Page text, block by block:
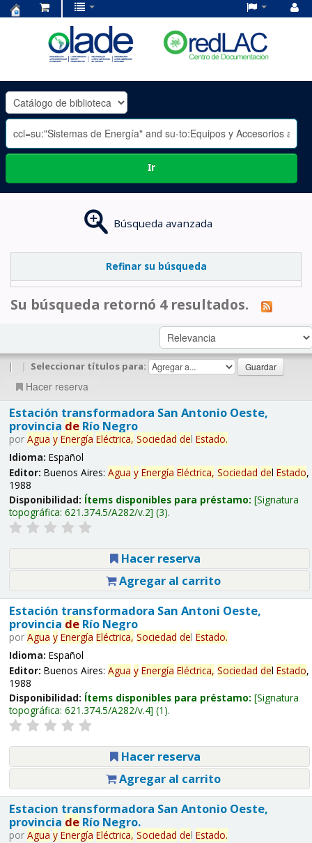
OLADE
-
Ir
Búsqueda avanzada
Refinar su búsqueda
Su búsqueda retornó 4 resultados.
| | Seleccionar títulos para:
Hacer reserva
Estación transformadora San Antonio Oeste,
provincia deRío Negro
por Agua y Energía Eléctrica, Sociedad del Estado.
Idioma: Español
Editor: Buenos Aires: Agua y Energía Eléctrica, Sociedad del Estado,
1988
Disponibilidad: Ítems disponibles para préstamo: Signatura
topográfica: 621.374.5/A282/v.2 (3).
Hacer reserva
Agregar al carrito
Estación transformadora San Antoni Oeste,
provincia deRío Negro
por Agua y Energía Eléctrica, Sociedad del Estado.
Idioma: Español
Editor: Buenos Aires: Agua y Energía Eléctrica, Sociedad del Estado,
1988
Disponibilidad: Ítems disponibles para préstamo: Signatura
topográfica: 621.374.5/A282/v.4 (1).
Hacer reserva
Agregar al carrito
Estacion transformadora San Antonio Oeste,
provincia deRío Negro.
por Agua y Energía Eléctrica, Sociedad del Estado.